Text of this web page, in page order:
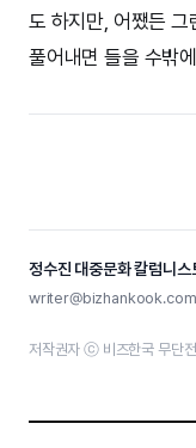
도 하지만, 어쨌든
풀어내면 들을 수밖
정수진 대중문화 칼럼니스
writer@bizhankook.com
저작권자 ⓒ 비즈한국 무단전